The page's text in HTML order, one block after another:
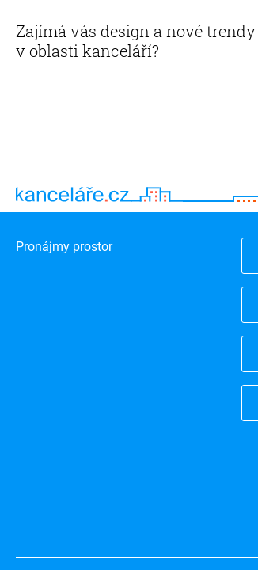
Zajímá vás design a nové trendy
v oblasti kanceláří?
Pronájmy prostor